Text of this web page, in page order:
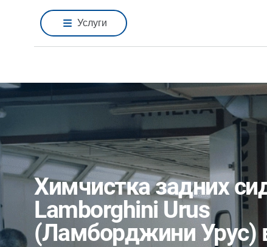
Услуги
Химчистка задних
Lamborghini Urus
(Ламборджини Урус)